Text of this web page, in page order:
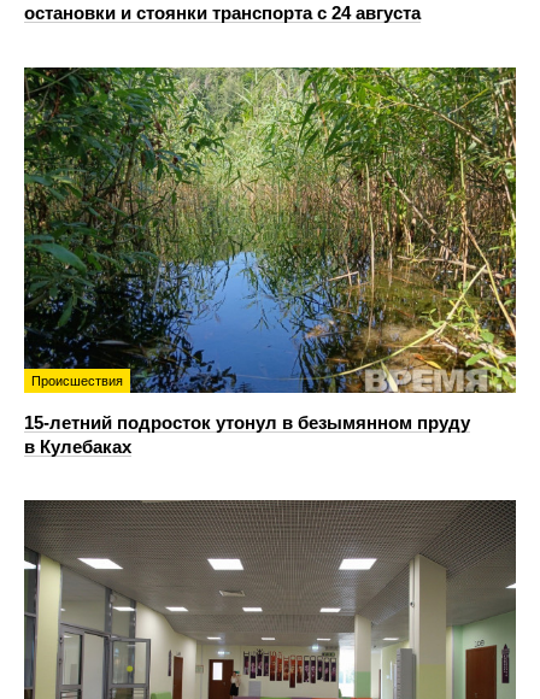
остановки и стоянки транспорта с 24 августа
Происшествия
15-летний подросток утонул в безымянном пруду
в Кулебаках